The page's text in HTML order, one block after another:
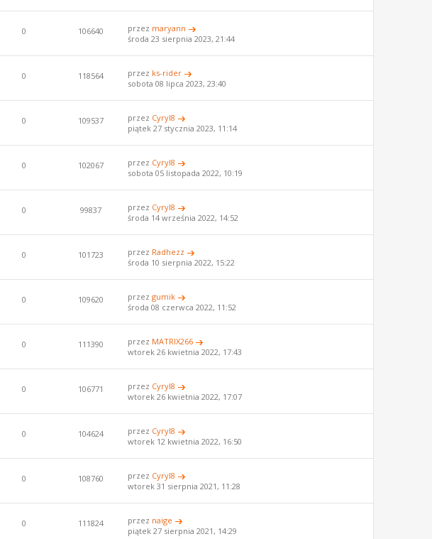
0 106640 przez maryann
środa 23 sierpnia 2023, 21:44
0 118564 przez ks-rider
sobota 08 lipca 2023, 23:40
0 109537 przez Cyryl8
piątek 27 stycznia 2023, 11:14
0 102067 przez Cyryl8
sobota 05 listopada 2022, 10:19
0 99837 przez Cyryl8
środa 14 września 2022, 14:52
0 101723 przez Radhezz
środa 10 sierpnia 2022, 15:22
0 109620 przezgumik
środa 08 czerwca 2022, 11:52
0 111390 przez MATRIX266
wtorek 26 kwietnia 2022, 17:43
0 106771 przez Cyryl8
wtorek 26 kwietnia 2022, 17:07
0 104624 przez Cyryl8
wtorek 12 kwietnia 2022, 16:50
0 108760 przez Cyryl8
wtorek 31 sierpnia 2021, 11:28
0 111824 przez naige
piątek 27 sierpnia 2021, 14:29